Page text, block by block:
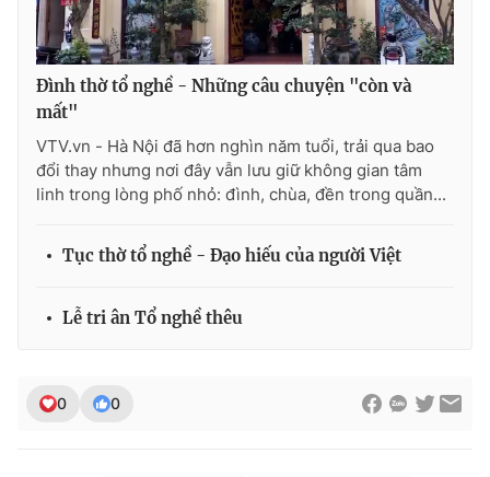
Ðiện thoại Thời báo VTV:024.66 897 897
Email:toasoan@vtv.vn
Liên hệ quảng cáo:
024-7300.7108
® Cấm sao chép dưới mọi hình thức nếu không có sự chấp
thuận bằng văn bản. Ghi rõ nguồn VTV.vn khi phát hành lại
Đình thờ tổ nghề - Những câu chuyện "còn và
mất"
VTV.vn - Hà Nội đã hơn nghìn năm tuổi, trải qua bao
đổi thay nhưng nơi đây vẫn lưu giữ không gian tâm
linh trong lòng phố nhỏ: đình, chùa, đền trong quần...
Tục thờ tổ nghề - Đạo hiếu của người Việt
Lễ tri ân Tổ nghề thêu
0 0